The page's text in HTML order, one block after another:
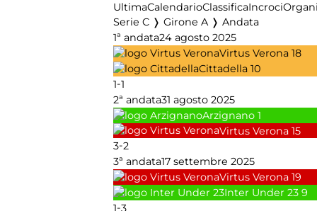
UltimaCalendarioClassificaIncroci
Serie C ❭ Girone A ❭ Andata
1ª andata24 agosto 2025
Virtus Verona 18
Cittadella 10
1-1
2ª andata31 agosto 2025
Arzignano 1
Virtus Verona 15
3-2
3ª andata17 settembre 2025
Virtus Verona 19
Inter Under 23 9
1-3